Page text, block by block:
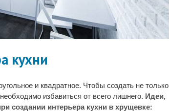
кухни
и квадратное. Чтобы создать не только
избавиться от всего лишнего. Идеи,
создании интерьера кухни в хрущевке: